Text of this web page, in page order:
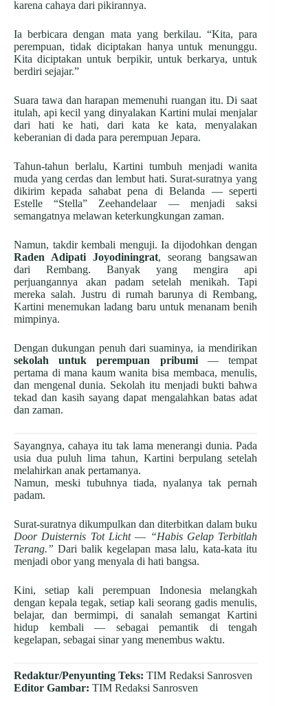
karena cahaya dari pikirannya.
Ia berbicara dengan mata yang berkilau. “Kita, para
perempuan, tidak diciptakan hanya untuk menunggu.
Kita diciptakan untuk berpikir, untuk berkarya, untuk
berdiri sejajar.”
Suara tawa dan harapan memenuhi ruangan itu. Di saat
itulah, api kecil yang dinyalakan Kartini mulai menjalar
dari hati ke hati, dari kata ke kata, menyalakan
keberanian di dada para perempuan Jepara.
Tahun-tahun berlalu, Kartini tumbuh menjadi wanita
muda yang cerdas dan lembut hati. Surat-suratnya yang
dikirim kepada sahabat pena di Belanda — seperti
Estelle “Stella” Zeehandelaar — menjadi saksi
semangatnya melawan keterkungkungan zaman.
Namun, takdir kembali menguji. Ia dijodohkan dengan
Raden Adipati Joyodiningrat, seorang bangsawan
dari Rembang. Banyak yang mengira api
perjuangannya akan padam setelah menikah. Tapi
mereka salah. Justru di rumah barunya di Rembang,
Kartini menemukan ladang baru untuk menanam benih
mimpinya.
Dengan dukungan penuh dari suaminya, ia mendirikan
sekolah untuk perempuan pribumi— tempat
pertama di mana kaum wanita bisa membaca, menulis,
dan mengenal dunia. Sekolah itu menjadi bukti bahwa
tekad dan kasih sayang dapat mengalahkan batas adat
dan zaman.
Sayangnya, cahaya itu tak lama menerangi dunia. Pada
usia dua puluh lima tahun, Kartini berpulang setelah
melahirkan anak pertamanya.
Namun, meski tubuhnya tiada, nyalanya tak pernah
padam.
Surat-suratnya dikumpulkan dan diterbitkan dalam buku
Door Duisternis Tot Licht— “Habis Gelap Terbitlah
Terang.” Dari balik kegelapan masa lalu, kata-kata itu
menjadi obor yang menyala di hati bangsa.
Kini, setiap kali perempuan Indonesia melangkah
dengan kepala tegak, setiap kali seorang gadis menulis,
belajar, dan bermimpi, di sanalah semangat Kartini
hidup kembali — sebagai pemantik di tengah
kegelapan, sebagai sinar yang menembus waktu.
Redaktur/Penyunting Teks: TIM Redaksi Sanrosven
Editor Gambar: TIM Redaksi Sanrosven